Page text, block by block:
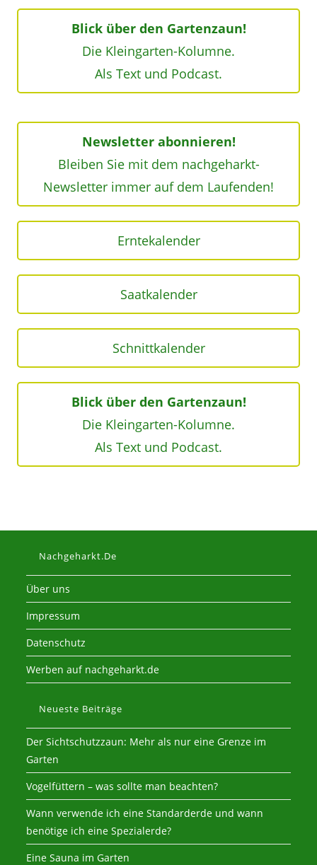
Blick über den Gartenzaun!
Die Kleingarten-Kolumne.
Als Text und Podcast.
Newsletter abonnieren!
Bleiben Sie mit dem nachgeharkt-
Newsletter immer auf dem Laufenden!
Erntekalender
Saatkalender
Schnittkalender
Blick über den Gartenzaun!
Die Kleingarten-Kolumne.
Als Text und Podcast.
Nachgeharkt.de
Über uns
Impressum
Datenschutz
Werben auf nachgeharkt.de
Neueste Beiträge
Der Sichtschutzzaun: Mehr als nur eine Grenze im
Garten
Vogelfüttern – was sollte man beachten?
Wann verwende ich eine Standarderde und wann
benötige ich eine Spezialerde?
Eine Sauna im Garten